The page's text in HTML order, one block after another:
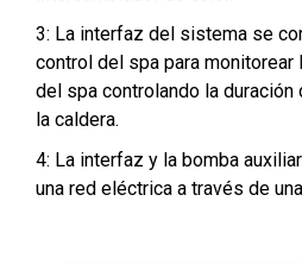
3: La interfaz del sistema se
control del spa para monitorear
del spa controlando la
la caldera.
4: La interfaz y la bomba
una red eléctrica a través de